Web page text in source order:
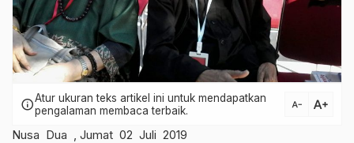
infoAtur ukuran teks artikel ini untuk mendapatkan
pengalaman membaca terbaik.
text_decrease text_increase
Nusa Dua , Jumat 02 Juli 2019